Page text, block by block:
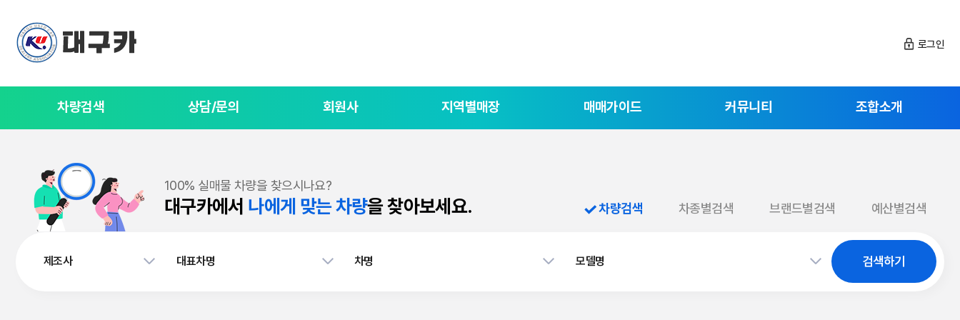
차량검색 상담/문의 회원사 지역별매장 매매가이드 커뮤니티 조합소개
로그인
100% 실매물 차량을 찾으시나요?
대구카에서 나에게 맞는 차량을 찾아보세요. 차량검색 차종별검색 브랜드별검색 예산별검색
제조사 대표차명 차명 모델명 검색하기